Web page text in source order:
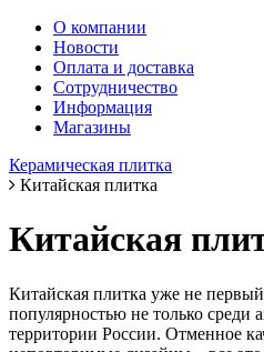
О компании
Новости
Оплата и доставка
Сотрудничество
Информация
Магазины
Керамическая плитка
Китайская плитка
Китайская
Китайская плитка уже не первый
популярностью не только среди
территории России. Отменное